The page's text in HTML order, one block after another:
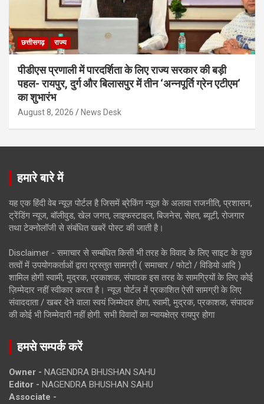
छत्तीसगढ़ राज्य
पीडीएस प्रणाली में पारदर्शिता के लिए राज्य सरकार की बड़ी
पहल- रायपुर, दुर्ग और बिलासपुर में तीन ‘अन्नपूर्ति ग्रेन एटीएम‘
का शुभारंभ
August 8, 2026 News Desk
हमारे बारे में
यह एक हिंदी वेब न्यूज़ पोर्टल है जिसमें ब्रेकिंग न्यूज़ के अलावा राजनीति, प्रशासन,
ट्रेंडिंग न्यूज, बॉलीवुड, खेल जगत, लाइफस्टाइल, बिजनेस, सेहत, ब्यूटी, रोजगार
तथा टेक्नोलॉजी से संबंधित खबरें पोस्ट की जाती है।
Disclaimer - समाचार से सम्बंधित किसी भी तरह के विवाद के लिए साइट के कुछ
तत्वों में उपयोगकर्ताओं द्वारा प्रस्तुत सामग्री ( समाचार / फोटो / विडियो आदि )
शामिल होगी स्वामी, मुद्रक, प्रकाशक, संपादक इस तरह के सामग्रियों के लिए कोई
ज़िम्मेदार नहीं स्वीकार करता है। न्यूज़ पोर्टल में प्रकाशित ऐसी सामग्री के लिए
संवाददाता / खबर देने वाला स्वयं जिम्मेदार होगा, स्वामी, मुद्रक, प्रकाशक, संपादक
की कोई भी जिम्मेदारी नहीं होगी. सभी विवादों का न्यायक्षेत्र रायपुर होगा
हमसे सम्पर्क करें
Owner - NAGENDRA BHUSHAN SAHU
Editor - NAGENDRA BHUSHAN SAHU
Associate -